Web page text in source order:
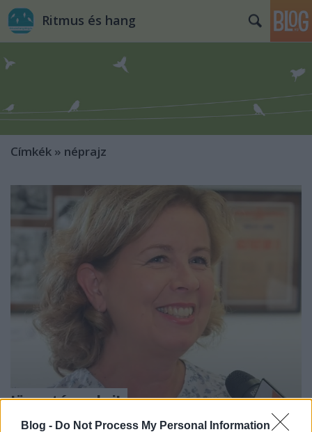
Blog - Do Not Process My Personal Information
Ritmus és hang
Címkék » néprajz
Jössz táncolni!
Interjú Redő Júliával az „Jössz táncolni!” című